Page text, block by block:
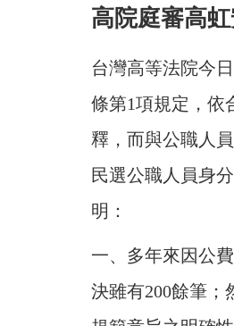
高院庭審高
台灣高等法院今
條第1項規定，依
釋，而與公職人
民選公職人員身
明：
一、多年來因公
決雖有200餘筆；